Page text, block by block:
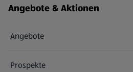
Fußzeilenmenü - weitere Links
Angebote & Aktionen
Angebote
Prospekte